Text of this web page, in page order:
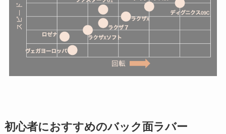
初心者におすすめのバック面ラバー